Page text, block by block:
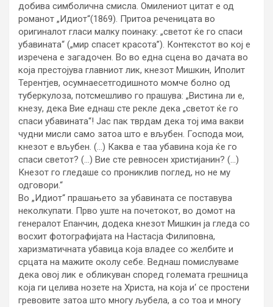
добива симболична смисла. Омилениот цитат е од
романот „Идиот“(1869). Притоа реченицата во
оригиналот гласи малку поинаку: „светот ќе го спаси
убавината“ („мир спасет красота”). Контекстот во кој е
изречена е загадочен. Во во една сцена во дачата во
која престојува главниот лик, кнезот Мишкин, Иполит
Терентјев, осумнаесетгодишното момче болно од
туберкулоза, потсмешливо го прашува: „Вистина ли е,
кнезу, дека Вие еднаш сте рекле дека „светот ќе го
спаси убавината“! Јас пак тврдам дека тој има вакви
чудни мисли само затоа што е вљубен. Господа мои,
кнезот е вљубен. (…) Каква е таа убавина која ќе го
спаси светот? (…) Вие сте ревносен христијанин? (…)
Кнезот го гледаше со прониклив поглед, но не му
одговори.“
Во „Идиот“ прашањето за убавината се поставува
неколкупати. Прво уште на почетокот, во домот на
генералот Епанчин, додека кнезот Мишкин ја гледа со
восхит фотографијата на Настасја Филиповна,
харизматичната убавица која владее со желбите и
срцата на мажите околу себе. Веднаш помислуваме
дека овој лик е обликуван според големата грешница
која ги целива нозете на Христа, на која и‘ се простени
гревовите затоа што многу љубела, а со тоа и многу